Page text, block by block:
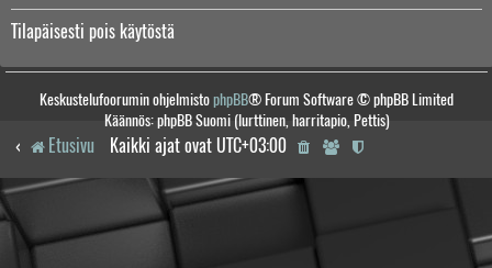
Tilapäisesti pois käytöstä
Keskustelufoorumin ohjelmistophpBB® Forum Software © phpBB Limited
Käännös: phpBB Suomi (lurttinen, harritapio, Pettis)
Etusivu Kaikki ajat ovat UTC+03:00